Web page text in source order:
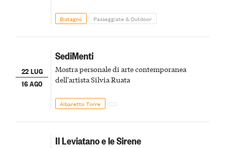
Bistagno Passeggiate & Outdoor
22 LUG
16 AGO
SediMenti
Mostra personale di arte contemporanea
dell'artista Silvia Ruata
Albaretto Torre
Il Leviatano e le Sirene